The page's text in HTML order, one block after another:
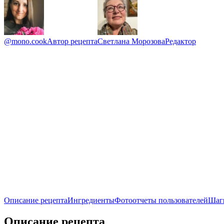
@mono.cookАвтор рецептаСветлана МорозоваРедактор
Описание рецептаИнгредиентыФотоотчеты пользователей
Описание рецепта